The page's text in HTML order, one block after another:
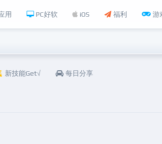
用 PC好软 iOS 福利 游
新技能Get√ 每日分享